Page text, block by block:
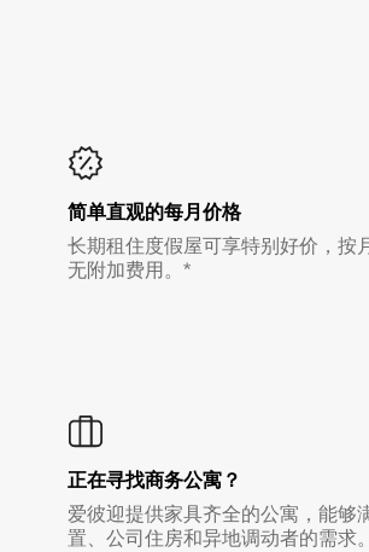
简单直观的每月价格
长期租住度假屋可享特别好价，按
无附加费用。*
正在寻找商务公寓？
爱彼迎提供家具齐全的公寓，能够
置、公司住房和异地调动者的需求。